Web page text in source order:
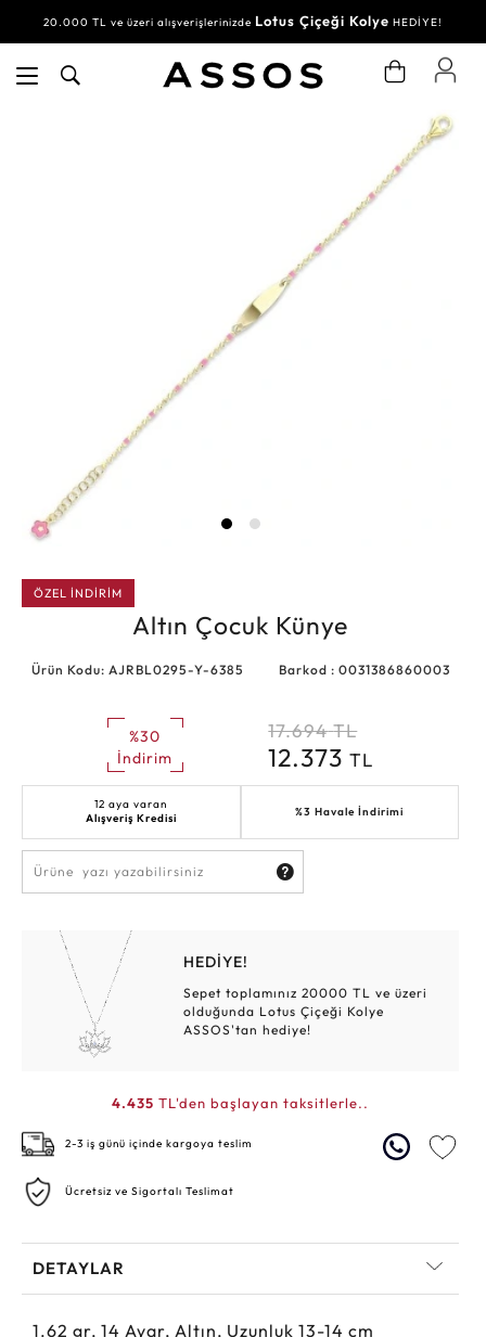
20.000 TL ve üzeri alışverişlerinizde Lotus Çiçeği Kolye HEDİYE!
ÖZEL İNDİRİM
Altın Çocuk Künye
Ürün Kodu: AJRBL0295-Y-6385 Barkod : 0031386860003
%30
İndirim
17.694 TL
12.373TL
12 aya varan
Alışveriş Kredisi
%3 Havale İndirimi
HEDİYE!
Sepet toplamınız 20000 TL ve üzeri
olduğunda Lotus Çiçeği Kolye
ASSOS'tan hediye!
4.435 TL'den başlayan taksitlerle..
2-3 iş günü içinde kargoya teslim
Ücretsiz ve Sigortalı Teslimat
DETAYLAR
1.62 gr, 14 Ayar, Altın, Uzunluk 13-14 cm